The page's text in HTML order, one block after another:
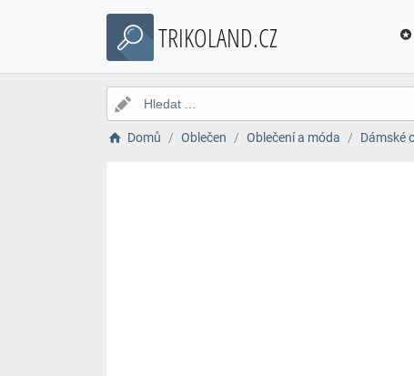
TRIKOLAND.CZ
Domů Oblečen Oblečení a móda Dámské